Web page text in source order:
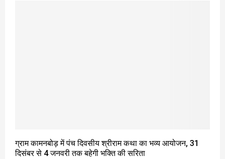
ग्राम कामनबोड़ में पंच दिवसीय श्रीराम कथा का भव्य आयोजन, 31
दिसंबर से 4 जनवरी तक बहेगी भक्ति की सरिता